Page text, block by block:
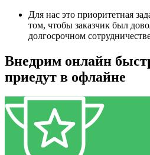
Для нас это приоритетная
том, чтобы заказчик был
долгосрочном
Внедрим онлайн
приедут в офлайне